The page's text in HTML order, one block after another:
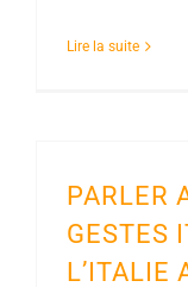
Lire la suite
PARLER
GESTES
L’ITALIE